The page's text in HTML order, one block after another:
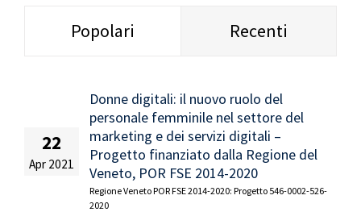
Popolari Recenti
22
Apr 2021
Donne digitali: il nuovo ruolo del
personale femminile nel settore del
marketing e dei servizi digitali –
Progetto finanziato dalla Regione del
Veneto, POR FSE 2014-2020
Regione Veneto POR FSE 2014-2020: Progetto 546-0002-526-
2020